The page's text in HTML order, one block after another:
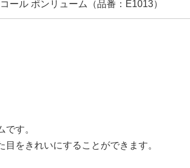
ール ポンリューム（品番：E1013）
す。
をきれいにすることができます。